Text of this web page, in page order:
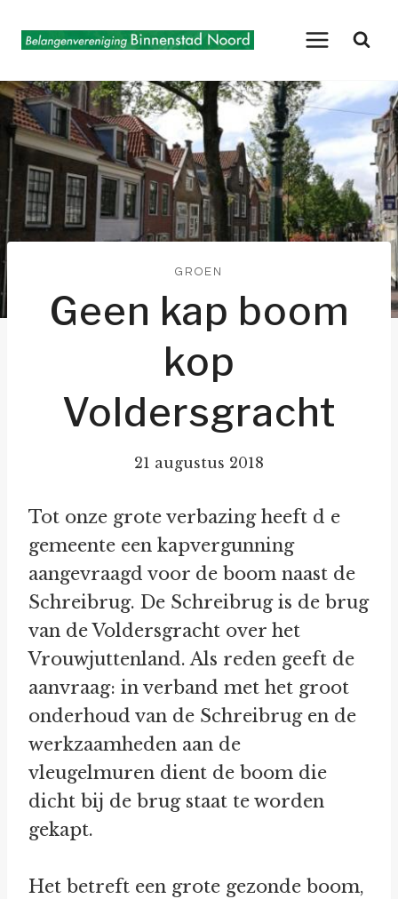
naar
GROEN
Geen kap boom
kop
Voldersgracht
21 augustus 2018
Tot onze grote verbazing heeft d e
gemeente een kapvergunning
aangevraagd voor de boom naast de
Schreibrug. De Schreibrug is de brug
van de Voldersgracht over het
Vrouwjuttenland. Als reden geeft de
aanvraag: in verband met het groot
onderhoud van de Schreibrug en de
werkzaamheden aan de
vleugelmuren dient de boom die
dicht bij de brug staat te worden
gekapt.
Het betreft een grote gezonde boom,